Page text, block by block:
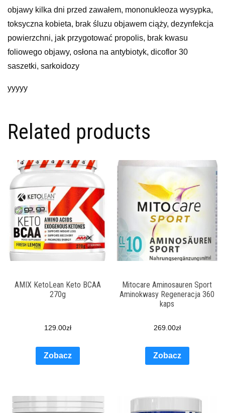
objawy kilka dni przed zawałem, mononukleoza wysypka,
toksyczna kobieta, brak śluzu objawem ciąży, dezynfekcja
powierzchni, jak przygotować propolis, brak kwasu
foliowego objawy, osłona na antybiotyk, dicoflor 30
saszetki, sarkoidozy
yyyyy
Related products
AMIX KetoLean Keto BCAA
270g
129.00zł
Zobacz
Mitocare Aminosauren Sport
Aminokwasy Regeneracja 360
kaps
269.00zł
Zobacz